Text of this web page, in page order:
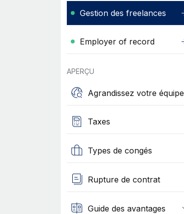
Gestion des freelances
Employer of record
APERÇU
Agrandissez votre équipe
Taxes
Types de congés
Rupture de contrat
Guide des avantages